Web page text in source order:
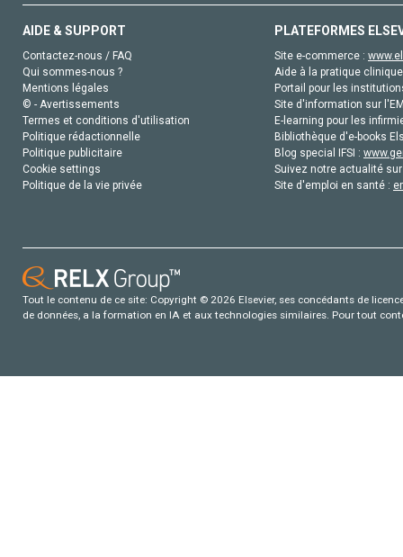
AIDE & SUPPORT
Contactez-nous / FAQ
Qui sommes-nous ?
Mentions légales
© - Avertissements
Termes et conditions d'utilisation
Politique rédactionnelle
Politique publicitaire
Cookie settings
Politique de la vie privée
PLATEFORMES
Site e-commerce :
Aide à la pratique
Portail pour les
Site d'information sur
E-learning pour les
Bibliothèque d'e-books
Blog special IFSI :
Suivez notre actualité
Site d'emploi en santé :
Tout le contenu de ce site: Copyright © 2026 Elsevier, ses concédants de
de données, a la formation en IA et aux technologies similaires. Pour tout